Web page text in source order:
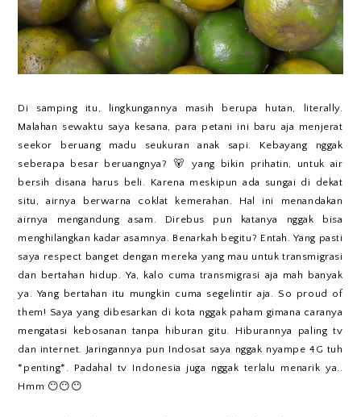
Di samping itu, lingkungannya masih berupa hutan, literally.
Malahan sewaktu saya kesana, para petani ini baru aja menjerat
seekor beruang madu seukuran anak sapi. Kebayang nggak
seberapa besar beruangnya? 🐻 yang bikin prihatin, untuk air
bersih disana harus beli. Karena meskipun ada sungai di dekat
situ, airnya berwarna coklat kemerahan. Hal ini menandakan
airnya mengandung asam. Direbus pun katanya nggak bisa
menghilangkan kadar asamnya. Benarkah begitu? Entah. Yang pasti
saya respect banget dengan mereka yang mau untuk transmigrasi
dan bertahan hidup. Ya, kalo cuma transmigrasi aja mah banyak
ya. Yang bertahan itu mungkin cuma segelintir aja. So proud of
them! Saya yang dibesarkan di kota nggak paham gimana caranya
mengatasi kebosanan tanpa hiburan gitu. Hiburannya paling tv
dan internet. Jaringannya pun Indosat saya nggak nyampe 4G tuh
*penting*. Padahal tv Indonesia juga nggak terlalu menarik ya..
Hmm 😶😶😶